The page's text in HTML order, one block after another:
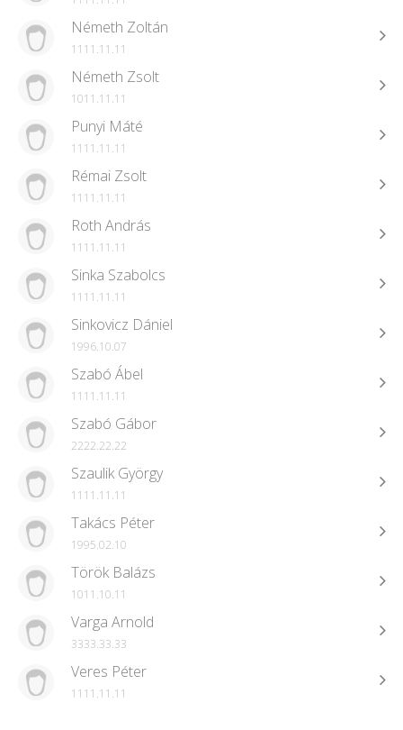
Németh Zoltán
1111.11.11
Németh Zsolt
1011.11.11
Punyi Máté
1111.11.11
Rémai Zsolt
1111.11.11
Roth András
1111.11.11
Sinka Szabolcs
1111.11.11
Sinkovicz Dániel
1996.10.07
Szabó Ábel
1111.11.11
Szabó Gábor
2222.22.22
Szaulik György
1111.11.11
Takács Péter
1995.02.10
Török Balázs
1011.10.11
Varga Arnold
3333.33.33
Veres Péter
1111.11.11